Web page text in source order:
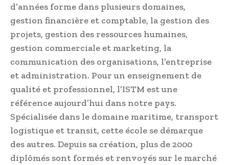
d’années forme dans plusieurs domaines,
gestion financière et comptable, la gestion des
projets, gestion des ressources humaines,
gestion commerciale et marketing, la
communication des organisations, l’entreprise
et administration. Pour un enseignement de
qualité et professionnel, l’ISTM est une
référence aujourd’hui dans notre pays.
Spécialisée dans le domaine maritime, transport
logistique et transit, cette école se démarque
des autres. Depuis sa création, plus de 2000
diplômés sont formés et renvoyés sur le marché